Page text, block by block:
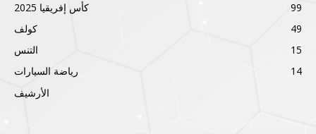
كأس إفريقيا 2025
99
كولف
49
التنس
15
رياضة السيارات
14
الأرشيف